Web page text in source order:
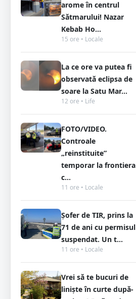
arome în centrul
Sătmarului! Nazar
Kebab Ho...
15 ore • Locale
La ce ore va putea fi
observată eclipsa de
soare la Satu Mar...
12 ore • Life
FOTO/VIDEO.
Controale
„reinstituite”
temporar la frontiera
c...
11 ore • Locale
Șofer de TIR, prins la
71 de ani cu permisul
suspendat. Un t...
11 ore • Locale
Vrei să te bucuri de
liniște în curte după-